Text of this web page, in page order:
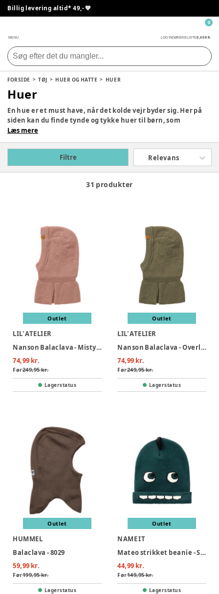
Billig levering altid* 49,- 💙
MENU LOG INDØNSKELISTE0,00 KR.
0
FORSIDE TØJ HUER OG HATTE HUER
Huer
En hue er et must have, når det kolde vejr byder sig. Her på
siden kan du finde tynde og tykke huer til børn, som
fungerer til alt slags vejr. Find huer til børn i flotte designs
Læs mere
Filtre Relevans
31 produkter
Outlet
LIL' ATELIER
Nanson Balaclava - Misty Rose
74,99 kr.
Før249,95 kr.
Lagerstatus
Outlet
LIL' ATELIER
Nanson Balaclava - Overland
74,99 kr.
Før249,95 kr.
Lagerstatus
Outlet
HUMMEL
Balaclava - 8029
59,99 kr.
Før199,95 kr.
Lagerstatus
Outlet
NAME IT
Mateo strikket beanie - SEA MOSS
44,99 kr.
Før149,95 kr.
Lagerstatus